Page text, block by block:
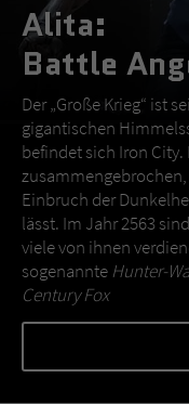
Alita:
Battle
Der „Große Krieg“ ist
gigantischen
befindet sich Iron
Einbruch der
lässt. Im Jahr 2563
viele von ihnen
sogenannte Hunter-
Century Fox